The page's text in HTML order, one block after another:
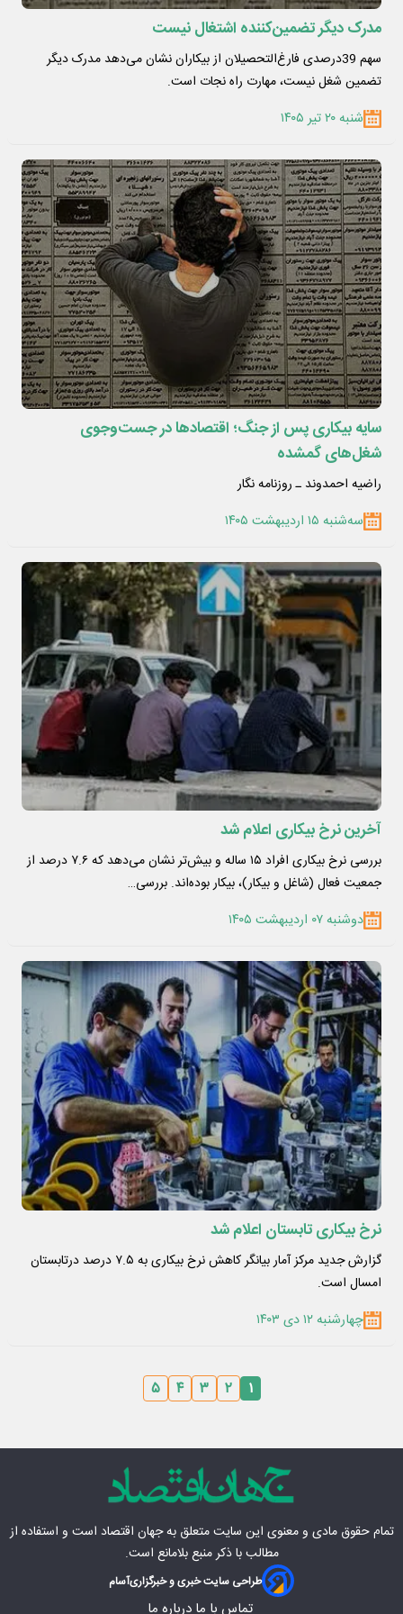
مدرک دیگر تضمین‌کننده اشتغال نیست
سهم 39درصدی فارغ‌التحصیلان از بیکاران نشان می‌دهد مدرک دیگر
تضمین شغل نیست، مهارت راه نجات است.
شنبه ۲۰ تیر ۱۴۰۵
سایه بیکاری پس از جنگ؛ اقتصادها در جست‌وجوی
شغل‌های گمشده
راضیه احمدوند ـ روزنامه نگار
سه‌شنبه ۱۵ اردیبهشت ۱۴۰۵
آخرین نرخ بیکاری اعلام شد
بررسی نرخ بیکاری افراد ۱۵ ساله و بیش‌تر نشان می‌دهد که ۷.۶ درصد از
جمعیت فعال (شاغل و بیکار)، بیکار بوده‌اند. بررسی…
دوشنبه ۰۷ اردیبهشت ۱۴۰۵
نرخ بیکاری تابستان اعلام شد
گزارش جدید مرکز آمار بیانگر کاهش نرخ بیکاری به ۷.۵ درصد درتابستان
امسال است.
چهارشنبه ۱۲ دی ۱۴۰۳
۱ ۲ ۳ ۴ ۵
تمام حقوق مادی‌ و معنوی این سایت متعلق بهجهان اقتصاد است و استفاده از
مطالب با ذکر منبع بلامانع است.
طراحی سایت خبری و خبرگزاریآسام
تماس با ما درباره ما